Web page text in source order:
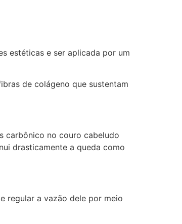
estéticas e ser aplicada por um
de colágeno que sustentam
carbônico no couro cabeludo
drasticamente a queda como
regular a vazão dele por meio